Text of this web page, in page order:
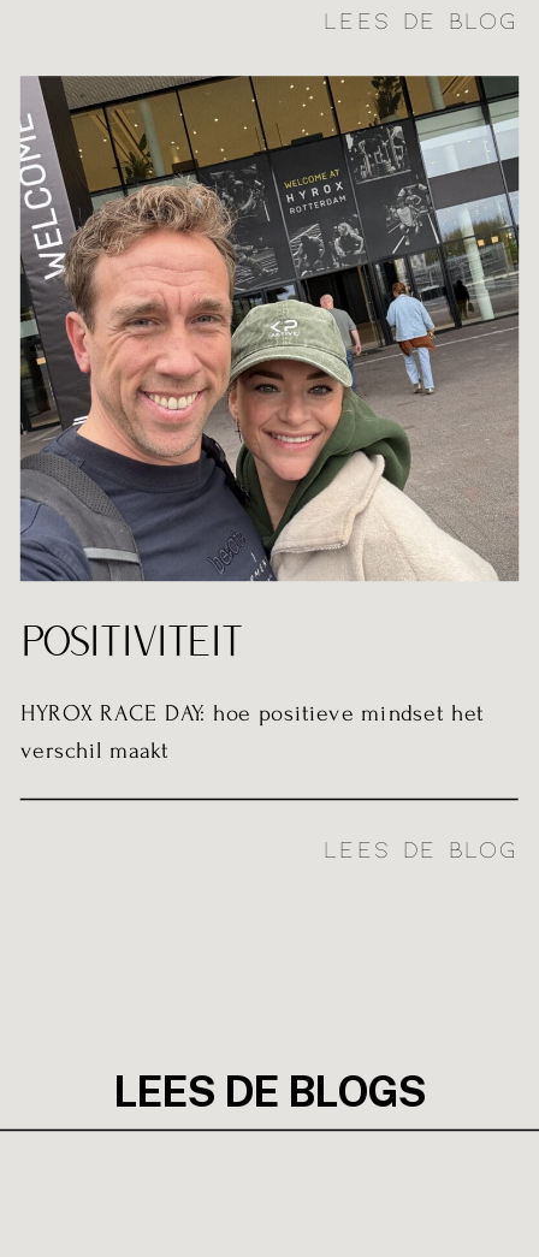
LEES DE BLOG
LEES DE BLOG
HYROX RACE DAY: hoe positieve mindset het
verschil maakt
POSITIVITEIT
LEES DE BLOGS